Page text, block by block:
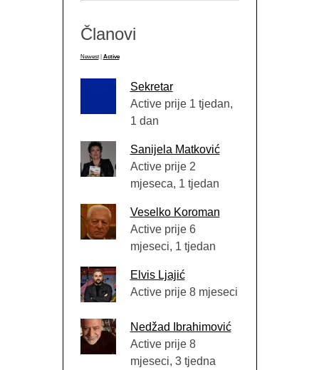
Članovi
Newest Active
Sekretar
Active prije 1 tjedan,
1 dan
Sanijela Matković
Active prije 2
mjeseca, 1 tjedan
Veselko Koroman
Active prije 6
mjeseci, 1 tjedan
Elvis Ljajić
Active prije 8 mjeseci
Nedžad Ibrahimović
Active prije 8
mjeseci, 3 tjedna